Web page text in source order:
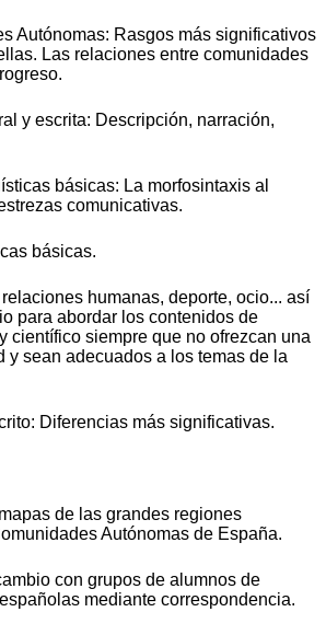
Autónomas: Rasgos más significativos
Las relaciones entre comunidades
y escrita: Descripción, narración,
básicas: La morfosintaxis al
comunicativas.
básicas.
humanas, deporte, ocio... así
para abordar los contenidos de
científico siempre que no ofrezcan una
y sean adecuados a los temas de la
Diferencias más significativas.
de las grandes regiones
Autónomas de España.
con grupos de alumnos de
mediante correspondencia.